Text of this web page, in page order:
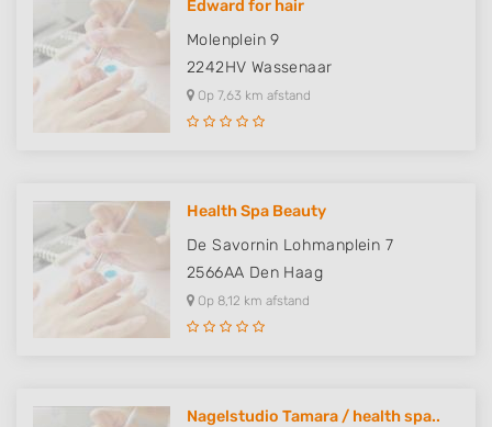
Edward for hair
Molenplein 9
2242HV Wassenaar
Op 7,63 km afstand
Health Spa Beauty
De Savornin Lohmanplein 7
2566AA Den Haag
Op 8,12 km afstand
Nagelstudio Tamara / health spa..